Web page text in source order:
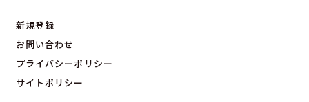
新規登録
お問い合わせ
プライバシーポリシー
サイトポリシー